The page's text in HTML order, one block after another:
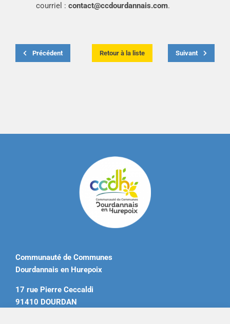
courriel : contact@ccdourdannais.com.
Précédent Retour à la liste Suivant
Communauté de Communes
Dourdannais en Hurepoix
17 rue Pierre Ceccaldi
91410 DOURDAN